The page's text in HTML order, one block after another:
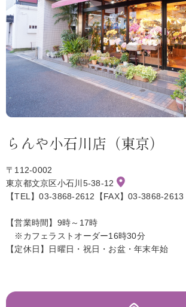
らんや小石川店（東京）
〒112-0002
東京都文京区小石川5-38-12
【TEL】03-3868-2612【FAX】03-3868-2613
【営業時間】9時～17時
※カフェラストオーダー16時30分
【定休日】日曜日・祝日・お盆・年末年始